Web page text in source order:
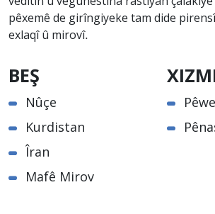
pêxemê de girîngiyeke tam dide
exlaqî û mirovî.
BEŞ
Nûçe
Kurdistan
Îran
Mafê Mirov